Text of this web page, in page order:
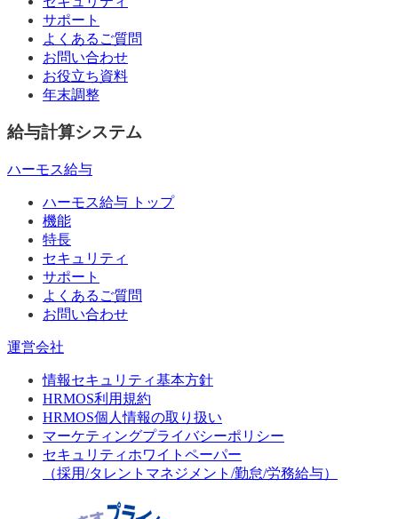
サポート
よくあるご質問
お問い合わせ
お役立ち資料
年末調整
給与計算システム
ハーモス給与
ハーモス給与 トップ
機能
特長
セキュリティ
サポート
よくあるご質問
お問い合わせ
運営会社
情報セキュリティ基本方針
HRMOS利用規約
HRMOS個人情報の取り扱い
マーケティングプライバシーポリシー
セキュリティホワイトペーパー
（採用/タレントマネジメント/勤怠/労務給与）